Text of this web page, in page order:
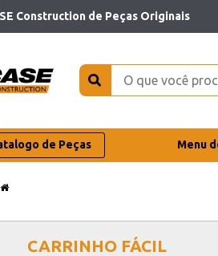
Construction de Peças Originais
de Peças Menu
CARRINHO FÁCIL